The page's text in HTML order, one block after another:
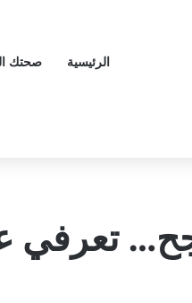
الرئيسية صحتك
تعرفي